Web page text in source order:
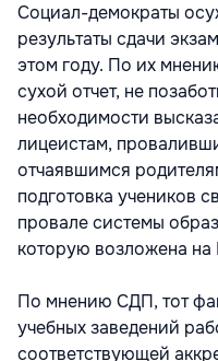
Социал-демократы
результаты сдачи
этом году. По их
сухой отчет, не
необходимости
лицеистам,
отчаявшимся
подготовка учеников
провале системы
которую возложена
По мнению СДП, тот
учебных заведений
соответствующей